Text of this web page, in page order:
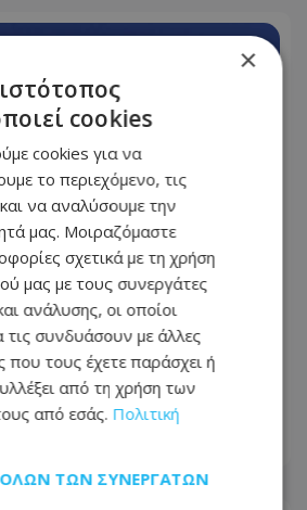
αεροδρόμιο
παιχνίδια»
έκπληξη – Τι εντόπισαν
Αρχές
×
cookies
cookies για να
το περιεχόμενο, τις
να αναλύσουμε την
μας. Μοιραζόμαστε
σχετικά με τη χρήση
μας με τους συνεργάτες
ανάλυσης, οι οποίοι
τις συνδυάσουν με άλλες
που τους έχετε παράσχει ή
από τη χρήση των
από εσάς. Πολιτική
ΤΩΝ ΣΥΝΕΡΓΑΤΏΝ